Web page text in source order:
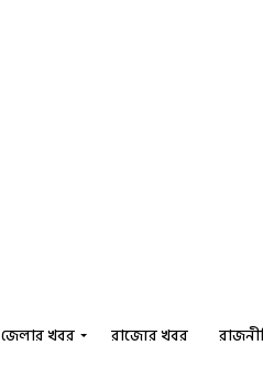
জেলার খবর রাজ্যের খবর